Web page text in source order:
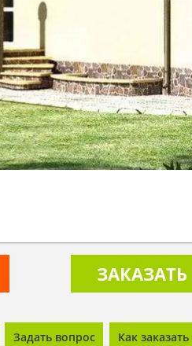
Задать вопрос Как заказать